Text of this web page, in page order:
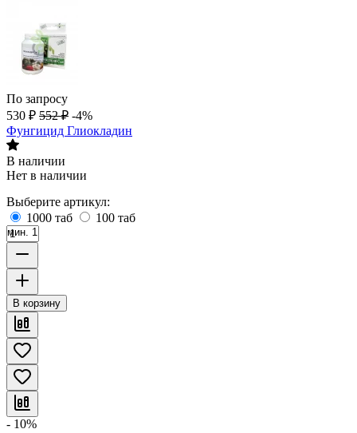
По запросу
530 ₽ 552 ₽ -4%
Фунгицид Глиокладин
В наличии
Нет в наличии
Выберите артикул:
1000 таб
100 таб
мин. 1
В корзину
- 10%